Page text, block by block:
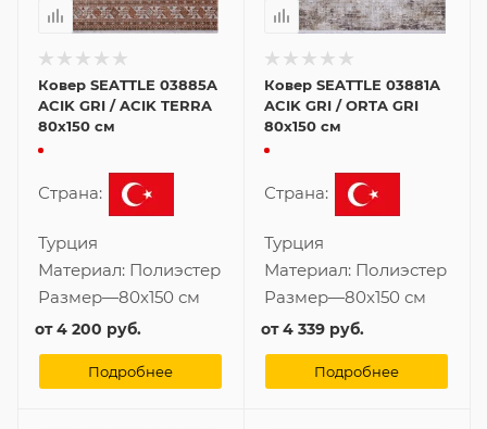
Ковер SEATTLE 03885A
ACIK GRI / ACIK TERRA
80x150 см
Страна:
Турция
Материал: Полиэстер
Размер—80x150 см
от4 200 руб.
Подробнее
Ковер SEATTLE 03881A
ACIK GRI / ORTA GRI
80x150 см
Страна:
Турция
Материал: Полиэстер
Размер—80x150 см
от4 339 руб.
Подробнее